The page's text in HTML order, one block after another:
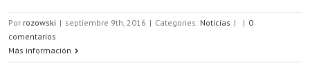
Por rozowski | septiembre 9th, 2016 | Categories: Noticias | | 0
comentarios
Más información